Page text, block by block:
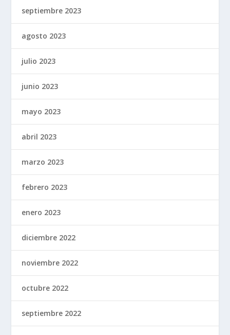
septiembre 2023
agosto 2023
julio 2023
junio 2023
mayo 2023
abril 2023
marzo 2023
febrero 2023
enero 2023
diciembre 2022
noviembre 2022
octubre 2022
septiembre 2022